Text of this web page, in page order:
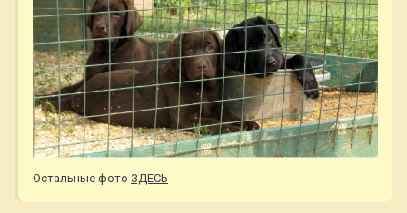
Остальные фото ЗДЕСЬ